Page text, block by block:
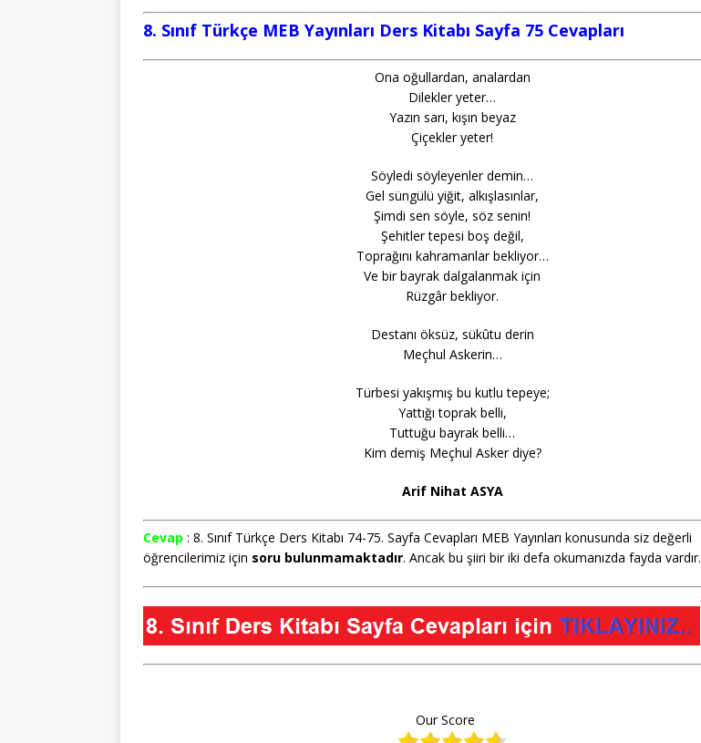
8. Sınıf Türkçe MEB Yayınları Ders Kitabı Sayfa 75 Cevapları
Ona oğullardan, analardan
Dilekler yeter…
Yazın sarı, kışın beyaz
Çiçekler yeter!
Söyledi söyleyenler demin…
Gel süngülü yiğit, alkışlasınlar,
Şimdi sen söyle, söz senin!
Şehitler tepesi boş değil,
Toprağını kahramanlar bekliyor…
Ve bir bayrak dalgalanmak için
Rüzgâr bekliyor.
Destanı öksüz, sükûtu derin
Meçhul Askerin…
Türbesi yakışmış bu kutlu tepeye;
Yattığı toprak belli,
Tuttuğu bayrak belli…
Kim demiş Meçhul Asker diye?
Arif Nihat ASYA
Cevap : 8. Sınıf Türkçe Ders Kitabı 74-75. Sayfa Cevapları MEB Yayınları konusunda siz değerli
öğrencilerimiz için soru bulunmamaktadır. Ancak bu şiiri bir iki defa okumanızda fayda vardır.
Our Score